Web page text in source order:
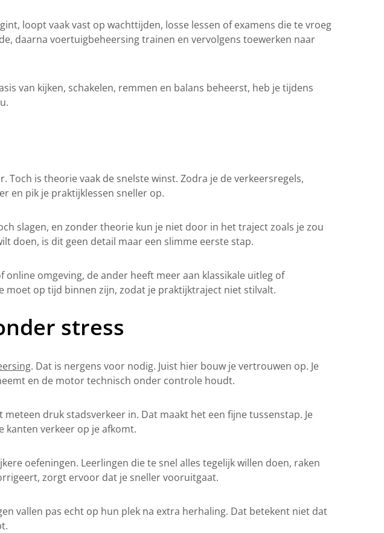
loopt vaak vast op wachttijden, losse lessen of examens die te vroeg
daarna voertuigbeheersing trainen en vervolgens toewerken naar
van kijken, schakelen, remmen en balans beheerst, heb je tijdens
is theorie vaak de snelste winst. Zodra je de verkeersregels,
en pik je praktijklessen sneller op.
slagen, en zonder theorie kun je niet door in het traject zoals je zou
doen, is dit geen detail maar een slimme eerste stap.
omgeving, de ander heeft meer aan klassikale uitleg of
op tijd binnen zijn, zodat je praktijktraject niet stilvalt.
stress
. Dat is nergens voor nodig. Juist hier bouw je vertrouwen op. Je
en de motor technisch onder controle houdt.
druk stadsverkeer in. Dat maakt het een fijne tussenstap. Je
kanten verkeer op je afkomt.
oefeningen. Leerlingen die te snel alles tegelijk willen doen, raken
zorgt ervoor dat je sneller vooruitgaat.
vallen pas echt op hun plek na extra herhaling. Dat betekent niet dat